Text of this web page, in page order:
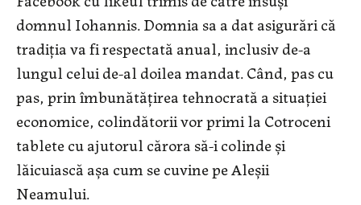
domnul Iohannis. Domnia sa a dat asigurări că
tradiţia va fi respectată anual, inclusiv de-a
lungul celui de-al doilea mandat. Când, pas cu
pas, prin îmbunătăţirea tehnocrată a situaţiei
economice, colindătorii vor primi la Cotroceni
tablete cu ajutorul cărora să-i colinde şi
lăicuiască aşa cum se cuvine pe Aleşii
Neamului.